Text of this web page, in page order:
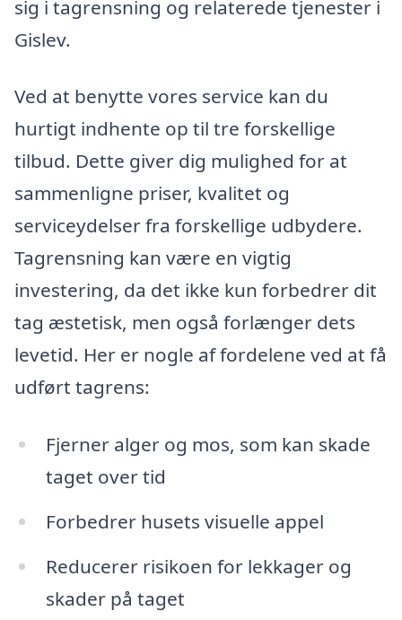
sig i tagrensning og relaterede tjenester i
Gislev.
Ved at benytte vores service kan du
hurtigt indhente op til tre forskellige
tilbud. Dette giver dig mulighed for at
sammenligne priser, kvalitet og
serviceydelser fra forskellige udbydere.
Tagrensning kan være en vigtig
investering, da det ikke kun forbedrer dit
tag æstetisk, men også forlænger dets
levetid. Her er nogle af fordelene ved at få
udført tagrens:
Fjerner alger og mos, som kan skade
taget over tid
Forbedrer husets visuelle appel
Reducerer risikoen for lekkager og
skader på taget